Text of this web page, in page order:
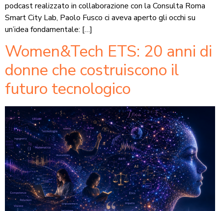
podcast realizzato in collaborazione con la Consulta Roma
Smart City Lab, Paolo Fusco ci aveva aperto gli occhi su
un’idea fondamentale: […]
Women&Tech ETS: 20 anni di
donne che costruiscono il
futuro tecnologico